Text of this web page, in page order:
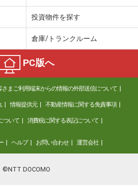
投資物件を探す
倉庫/トランクルーム
PC版へ
さまご利用端末からの情報の外部送信について
情報提供元 不動産情報に関する免責事項
ついて 消費税に関する表記について
ヘルプ お問い合わせ 運営会社
©NTT DOCOMO